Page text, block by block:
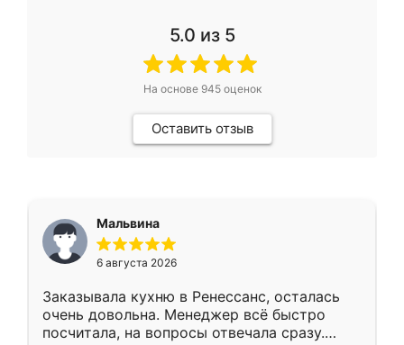
5.0 из 5
На основе 945оценок
Оставить отзыв
Мальвина
6 августа 2026
Заказывала кухню в Ренессанс, осталась
очень довольна. Менеджер всё быстро
посчитала, на вопросы отвечала сразу.